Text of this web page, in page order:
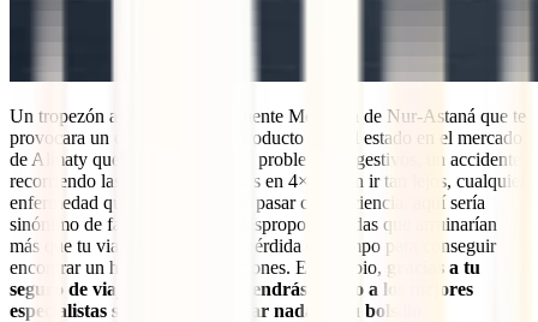
Un tropezón al salir de la imponente Mezquita de Nur-Astaná que te
provocara un esguince, algún producto en mal estado en el mercado
de Almaty que te causara graves problemas digestivos, un accidente
recorriendo las carreteras del país en 4×4 o, sin ir tan lejos, cualquier
enfermedad que en casa podrías pasar con paciencia, aquí sería
sinónimo de facturas médicas desproporcionadas que arruinarían
más que tu viaje y de una gran pérdida de tiempo para conseguir
encontrar un hospital en condiciones. En cambio, gracias a tu
seguro de viaje a Kazajistán, tendrás acceso a los mejores
especialistas sin tener que pagar nada de tu bolsillo